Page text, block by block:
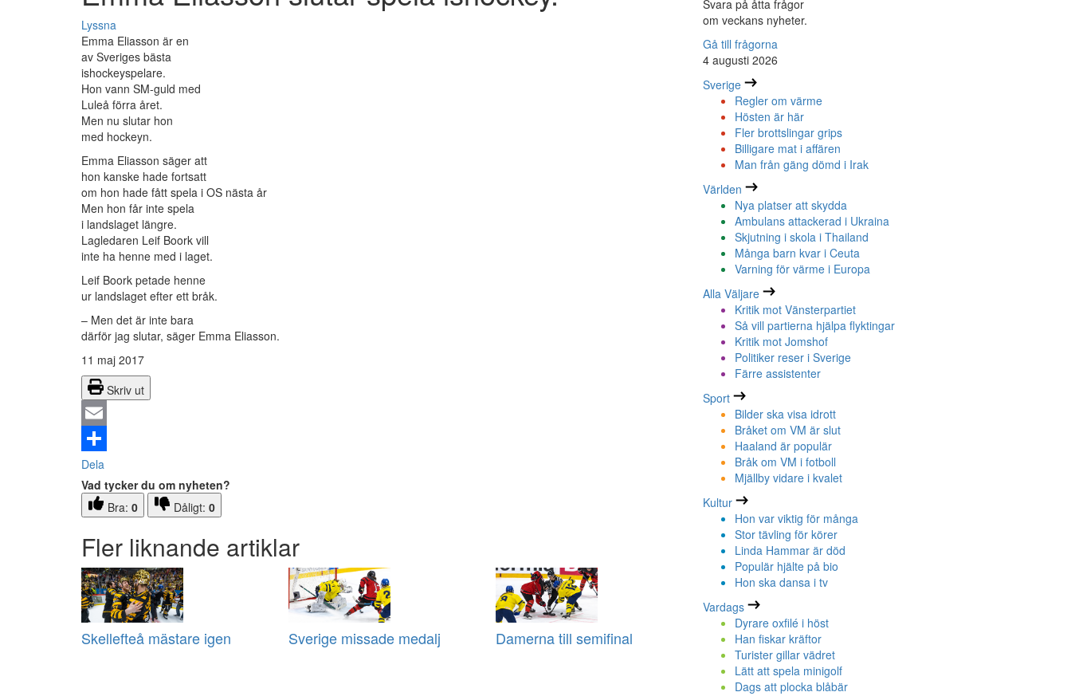
Lyssna
Emma Eliasson är en
av Sveriges bästa
ishockeyspelare.
Hon vann SM-guld med
Luleå förra året.
Men nu slutar hon
med hockeyn.
Emma Eliasson säger att
hon kanske hade fortsatt
om hon hade fått spela i OS nästa år
Men hon får inte spela
i landslaget längre.
Lagledaren Leif Boork vill
inte ha henne med i laget.
Leif Boork petade henne
ur landslaget efter ett bråk.
– Men det är inte bara
därför jag slutar, säger Emma Eliasson.
11 maj 2017
Skriv ut
Email
Dela
Vad tycker du om nyheten?
Bra: 0 Dåligt: 0
Fler liknande artiklar
Skellefteå mästare igen Sverige missade medalj Damerna till semifinal
Svara på åtta frågor
om veckans nyheter.
Gå till frågorna
4 augusti 2026
Sverige
Regler om värme
Hösten är här
Fler brottslingar grips
Billigare mat i affären
Man från gäng dömd i Irak
Världen
Nya platser att skydda
Ambulans attackerad i Ukraina
Skjutning i skola i Thailand
Många barn kvar i Ceuta
Varning för värme i Europa
Alla Väljare
Kritik mot Vänsterpartiet
Så vill partierna hjälpa flyktingar
Kritik mot Jomshof
Politiker reser i Sverige
Färre assistenter
Sport
Bilder ska visa idrott
Bråket om VM är slut
Haaland är populär
Bråk om VM i fotboll
Mjällby vidare i kvalet
Kultur
Hon var viktig för många
Stor tävling för körer
Linda Hammar är död
Populär hjälte på bio
Hon ska dansa i tv
Vardags
Dyrare oxfilé i höst
Han fiskar kräftor
Turister gillar vädret
Lätt att spela minigolf
Dags att plocka blåbär